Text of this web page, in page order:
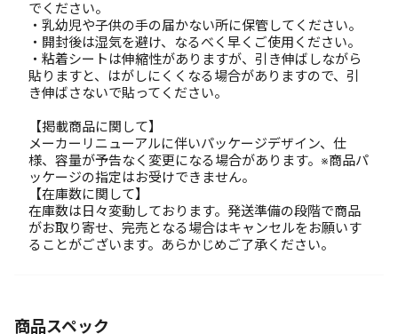
でください。
・乳幼児や子供の手の届かない所に保管してください。
・開封後は湿気を避け、なるべく早くご使用ください。
・粘着シートは伸縮性がありますが、引き伸ばしながら
貼りますと、はがしにくくなる場合がありますので、引
き伸ばさないで貼ってください。
【掲載商品に関して】
メーカーリニューアルに伴いパッケージデザイン、仕
様、容量が予告なく変更になる場合があります。※商品パ
ッケージの指定はお受けできません。
【在庫数に関して】
在庫数は日々変動しております。発送準備の段階で商品
がお取り寄せ、完売となる場合はキャンセルをお願いす
ることがございます。あらかじめご了承ください。
商品スペック